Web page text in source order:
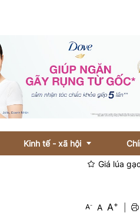
Kinh tế - xã hội
Giá lúa gạo hôm nay
A- A A+